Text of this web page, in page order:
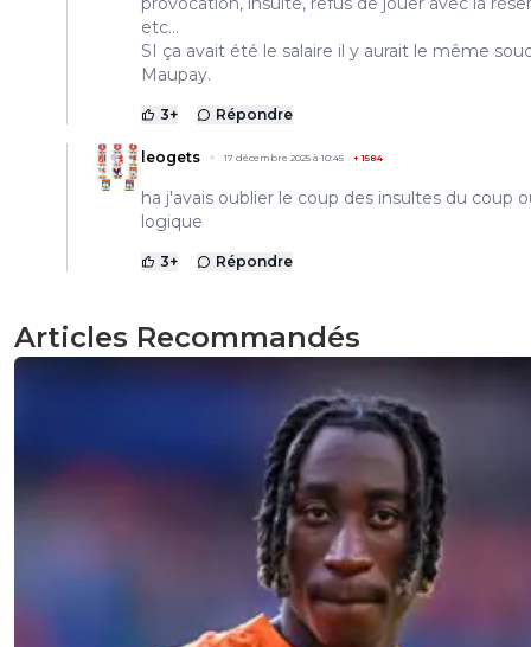
etc...
SI ça avait été le salaire il y aurait le même
Maupay.
3+ Répondre
leogets 17 décembre 2025 à 10:45 +1584
ha j'avais oublier le coup des insultes du coup
logique
3+ Répondre
Articles Recommandés